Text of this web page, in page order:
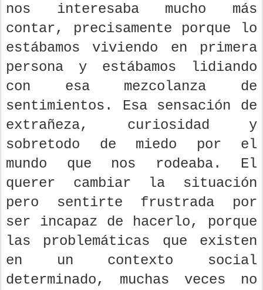
nos interesaba mucho más
contar, precisamente porque lo
estábamos viviendo en primera
persona y estábamos lidiando
con esa mezcolanza de
sentimientos. Esa sensación de
extrañeza, curiosidad y
sobretodo de miedo por el
mundo que nos rodeaba. El
querer cambiar la situación
pero sentirte frustrada por
ser incapaz de hacerlo, porque
las problemáticas que existen
en un contexto social
determinado, muchas veces no